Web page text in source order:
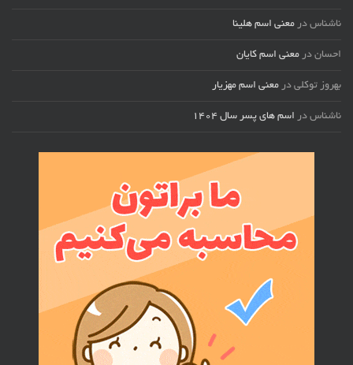
ناشناس در معنی اسم هلینا
احسان در معنی اسم کایان
بهروز توکلی در معنی اسم مهزیار
ناشناس در اسم های پسر سال ۱۴۰۴